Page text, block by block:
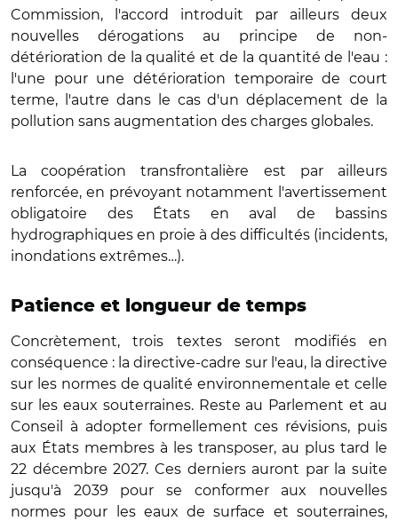
Commission, l'accord introduit par ailleurs deux
nouvelles dérogations au principe de non-
détérioration de la qualité et de la quantité de l'eau :
l'une pour une détérioration temporaire de court
terme, l'autre dans le cas d'un déplacement de la
pollution sans augmentation des charges globales.
La coopération transfrontalière est par ailleurs
renforcée, en prévoyant notamment l'avertissement
obligatoire des États en aval de bassins
hydrographiques en proie à des difficultés (incidents,
inondations extrêmes…).
Patience et longueur de temps
Concrètement, trois textes seront modifiés en
conséquence : la directive-cadre sur l'eau, la directive
sur les normes de qualité environnementale et celle
sur les eaux souterraines. Reste au Parlement et au
Conseil à adopter formellement ces révisions, puis
aux États membres à les transposer, au plus tard le
22 décembre 2027. Ces derniers auront par la suite
jusqu'à 2039 pour se conformer aux nouvelles
normes pour les eaux de surface et souterraines,